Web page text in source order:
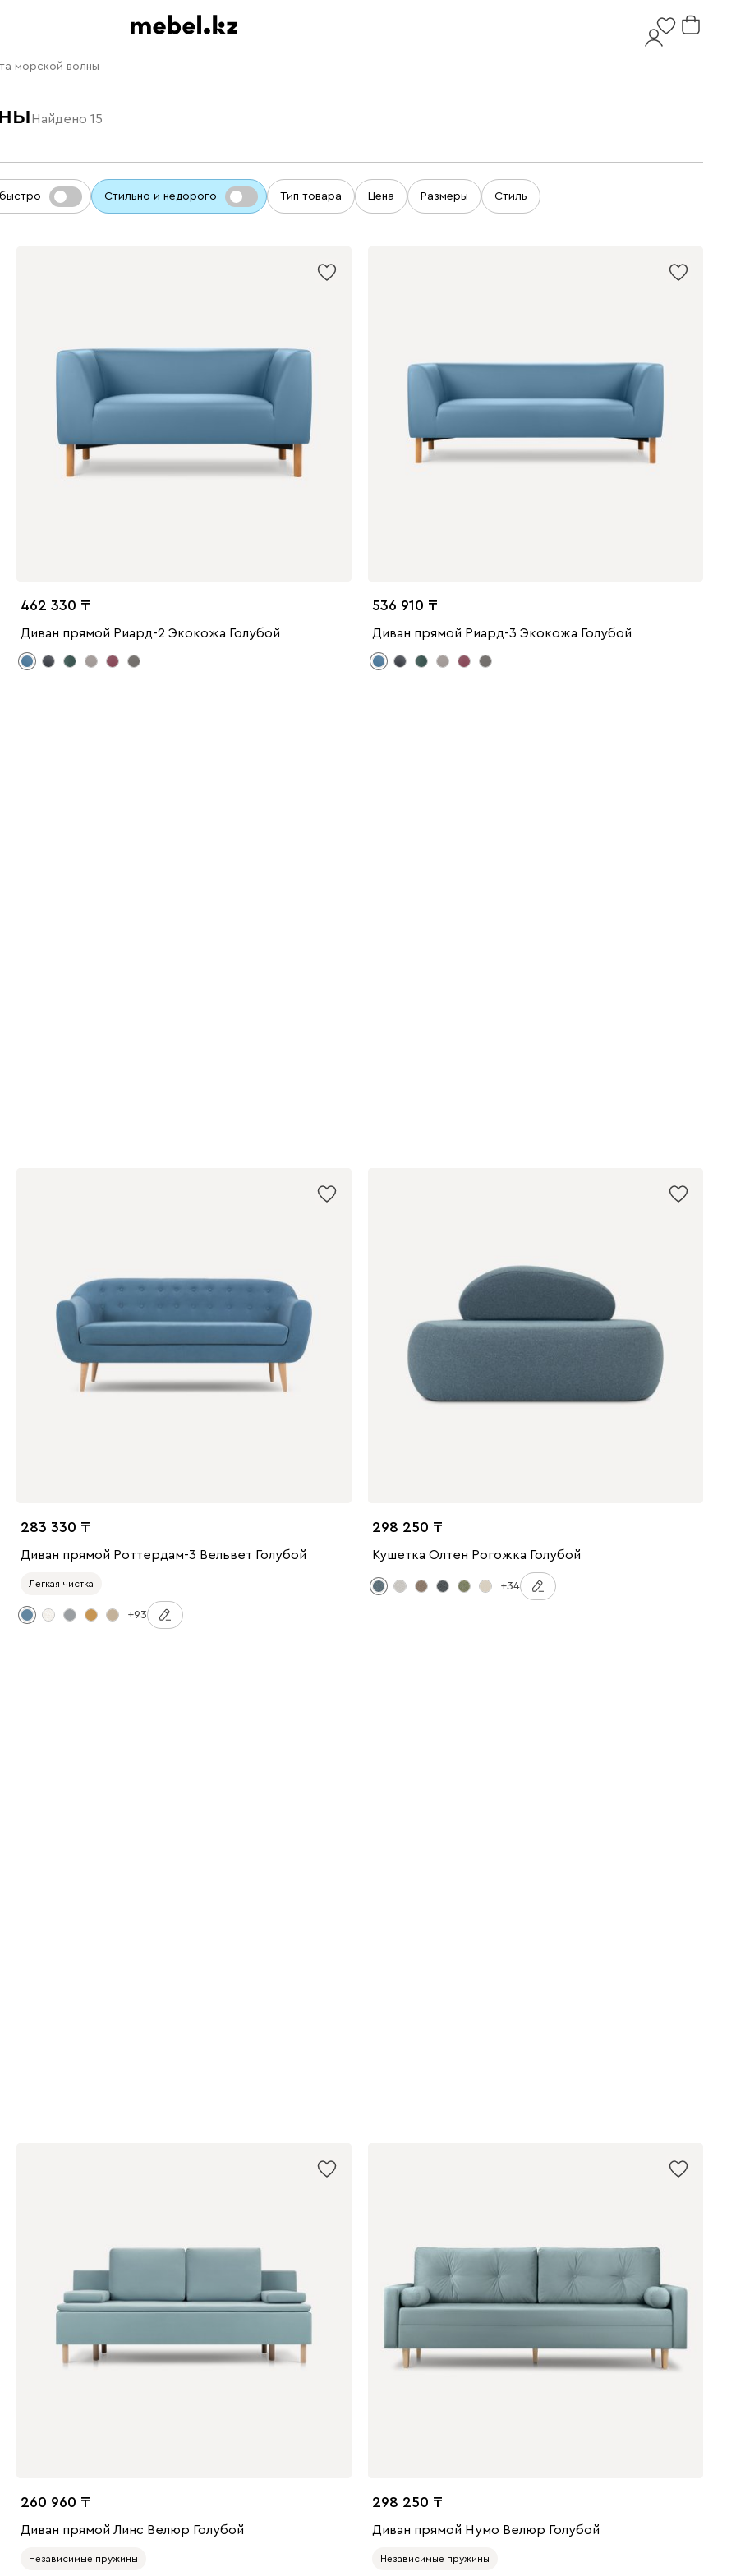
морской волны
Найдено 15
Стильно и недорого Тип товара Цена Размеры Стиль
462 330
Диван прямой Риард-2 Экокожа Голубой
536 910
Диван прямой Риард-3 Экокожа Голубой
283 330
Диван прямой Роттердам-3 Вельвет Голубой
Легкая чистка
+93
298 250
Кушетка Олтен Рогожка Голубой
+34
260 960
Диван прямой Линс Велюр Голубой
Независимые пружины
298 250
Диван прямой Нумо Велюр Голубой
Независимые пружины